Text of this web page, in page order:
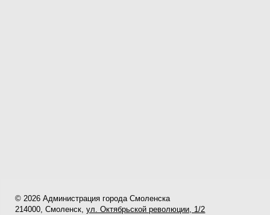
© 2026 Администрация города Смоленска
214000, Смоленск,ул. Октябрьской революции, 1/2